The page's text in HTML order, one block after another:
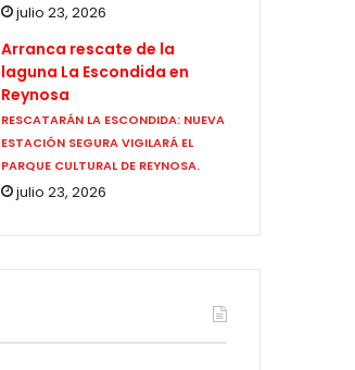
julio 23, 2026
Arranca rescate de la
laguna La Escondida en
Reynosa
RESCATARÁN LA ESCONDIDA: NUEVA
ESTACIÓN SEGURA VIGILARÁ EL
PARQUE CULTURAL DE REYNOSA.
julio 23, 2026